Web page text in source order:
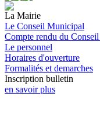
La Mairie
Le Conseil Municipal
Compte rendu du
Le personnel
Horaires d'ouverture
Formalités et demarches
Inscription bulletin
en savoir plus